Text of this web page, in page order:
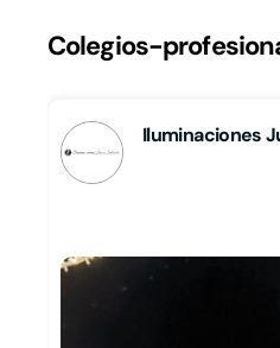
Colegios-
Iluminaciones